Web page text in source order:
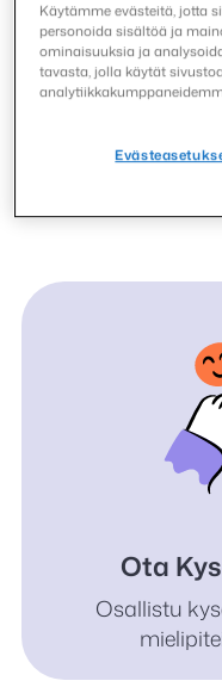
Saat
Tutustu tuhansiin
Ota
Osallistu
Käytämme evästeitä, jotta
personoida sisältöä ja
ominaisuuksia ja
tavasta, jolla käytät